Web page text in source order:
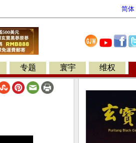
简体
专题 寰宇 维权